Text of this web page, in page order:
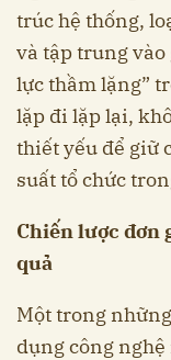
trúc hệ thống,
và tập trung
lực thầm lặng”
lặp đi lặp lại,
thiết yếu để giữ
suất tổ chức
Chiến lược đơn
quả
Một trong
dụng công